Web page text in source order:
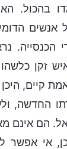
בהכול.
אנשים
הכנסייה.
זקן
קיים,
החדשה,
הם אינם
אי אפשר